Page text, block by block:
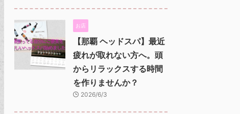
お店
【那覇 ヘッドスパ】最近
疲れが取れない方へ。頭
からリラックスする時間
を作りませんか？
2026/6/3